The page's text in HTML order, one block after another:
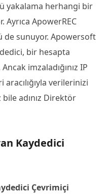
yakalama herhangi bir
ApowerREC
de sunuyor. Apowersoft
bir hesapta
imzaladığınız IP
verilerinizi
adınız Direktör
Kaydedici
Çevrimiçi